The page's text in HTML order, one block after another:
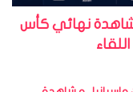
مشاهدة نهائي كأس